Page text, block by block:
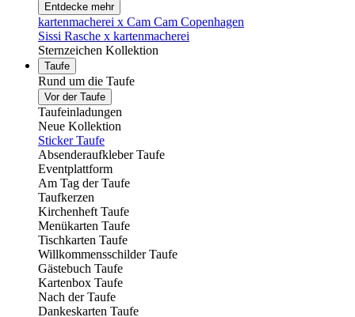
Entdecke mehr
kartenmacherei x Cam Cam Copenhagen
Sissi Rasche x kartenmacherei
Sternzeichen Kollektion
Taufe
Rund um die Taufe
Vor der Taufe
Taufeinladungen
Neue Kollektion
Sticker Taufe
Absenderaufkleber Taufe
Eventplattform
Am Tag der Taufe
Taufkerzen
Kirchenheft Taufe
Menükarten Taufe
Tischkarten Taufe
Willkommensschilder Taufe
Gästebuch Taufe
Kartenbox Taufe
Nach der Taufe
Dankeskarten Taufe